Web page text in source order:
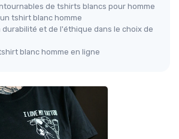
de tshirts blancs pour homme
tshirt blanc homme
durabilité et de l'éthique dans le choix de
blanc homme en ligne